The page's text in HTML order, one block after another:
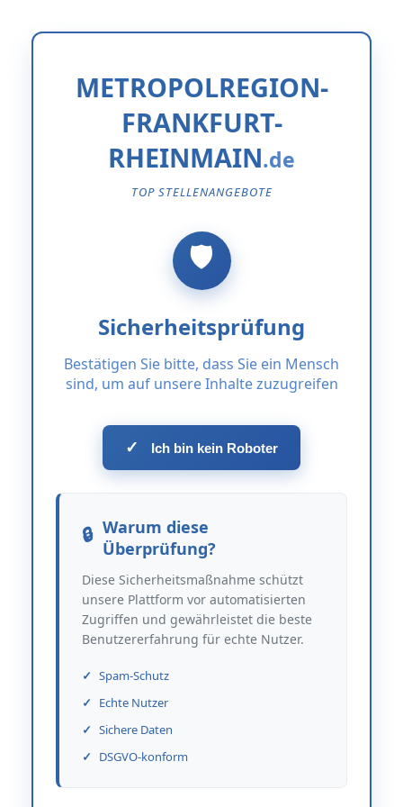
METROPOLREGION-
FRANKFURT-
RHEINMAIN
TOP STELLENANGEBOTE
Sicherheitsprüfung
Bestätigen Sie bitte, dass Sie ein Mensch
sind, um auf unsere Inhalte zuzugreifen
✓ Ich bin kein Roboter
Warum diese
Überprüfung?
Diese Sicherheitsmaßnahme schützt
unsere Plattform vor automatisierten
Zugriffen und gewährleistet die beste
Benutzererfahrung für echte Nutzer.
Spam-Schutz
Echte Nutzer
Sichere Daten
DSGVO-konform